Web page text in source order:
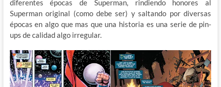
diferentes épocas de Superman, rindiendo honores al
Superman original (como debe ser) y saltando por diversas
épocas en algo que mas que una historia es una serie de pin-
ups de calidad algo irregular.